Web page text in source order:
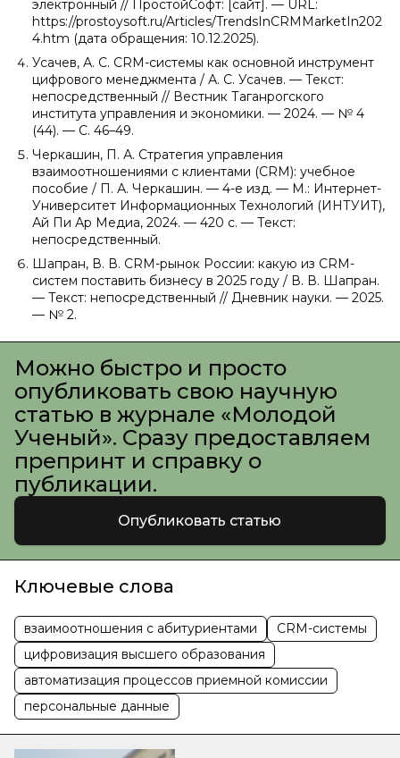
электронный // ПростойСофт: [сайт]. — URL:
https://prostoysoft.ru/Articles/TrendsInCRMMarketIn202
4.htm (дата обращения: 10.12.2025).
Усачев, А. С. CRM-системы как основной инструмент
цифрового менеджмента / А. С. Усачев. — Текст:
непосредственный // Вестник Таганрогского
института управления и экономики. — 2024. — № 4
(44). — С. 46–49.
Черкашин, П. А. Стратегия управления
взаимоотношениями с клиентами (CRM): учебное
пособие / П. А. Черкашин. — 4-е изд. — М.: Интернет-
Университет Информационных Технологий (ИНТУИТ),
Ай Пи Ар Медиа, 2024. — 420 с. — Текст:
непосредственный.
Шапран, В. В. CRM-рынок России: какую из CRM-
систем поставить бизнесу в 2025 году / В. В. Шапран.
— Текст: непосредственный // Дневник науки. — 2025.
— № 2.
Можно быстро и просто
опубликовать свою научную
статью в журнале «Молодой
Ученый». Сразу предоставляем
препринт и справку о
публикации.
Опубликовать статью
Ключевые слова
взаимоотношения с абитуриентами
CRM-системы
цифровизация высшего образования
автоматизация процессов приемной комиссии
персональные данные